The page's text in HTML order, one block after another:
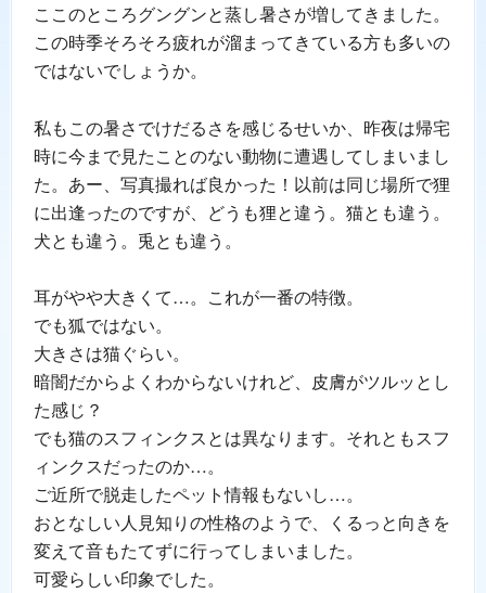
ここのところグングンと蒸し暑さが増してきました。
この時季そろそろ疲れが溜まってきている方も多いの
ではないでしょうか。
私もこの暑さでけだるさを感じるせいか、昨夜は帰宅
時に今まで見たことのない動物に遭遇してしまいまし
た。あー、写真撮れば良かった！以前は同じ場所で狸
に出逢ったのですが、どうも狸と違う。猫とも違う。
犬とも違う。兎とも違う。
耳がやや大きくて…。これが一番の特徴。
でも狐ではない。
大きさは猫ぐらい。
暗闇だからよくわからないけれど、皮膚がツルッとし
た感じ？
でも猫のスフィンクスとは異なります。それともスフ
ィンクスだったのか…。
ご近所で脱走したペット情報もないし…。
おとなしい人見知りの性格のようで、くるっと向きを
変えて音もたてずに行ってしまいました。
可愛らしい印象でした。